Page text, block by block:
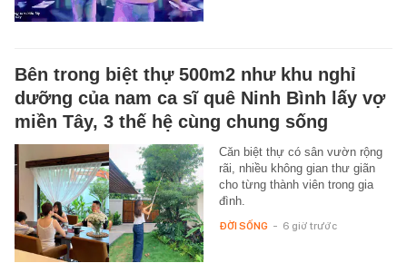
Bên trong biệt thự 500m2 như khu nghỉ
dưỡng của nam ca sĩ quê Ninh Bình lấy vợ
miền Tây, 3 thế hệ cùng chung sống
Căn biệt thự có sân vườn rộng
rãi, nhiều không gian thư giãn
cho từng thành viên trong gia
đình.
ĐỜI SỐNG - 6 giờ trước